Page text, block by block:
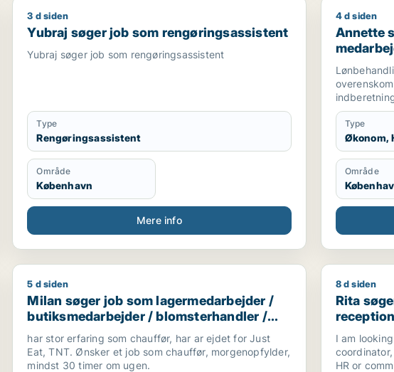
Yubraj søger job som rengøringsassistent
3 d siden
Yubraj søger job som rengøringsassistent
Yubraj søger job som rengøringsassistent
Type
Rengøringsassistent
Område
København
Mere info
Annette
4 d siden
Annette
Danmarks
Type
Økonom,
Område
Milan søger job som lagermedarbejder / butiksmedarbejder /
5 d siden
Milan søger job som lagermedarbejder /
butiksmedarbejder / blomsterhandler /
chauffør
har stor erfaring som chauffør, har ar ejdet for Just
Eat, TNT. Ønsker et job som chauffør, morgenopfylder,
mindst 30 timer om ugen.
Rita
8 d siden
Rita
I am
HR or